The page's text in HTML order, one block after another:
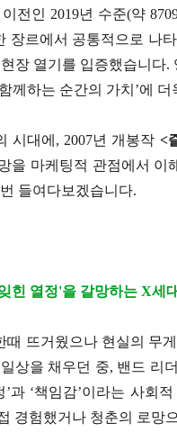
전인 2019년 수준(약
장르에서 공통적으로 나
장 열기를 입증했습니다
께하는 순간의 가치’에
시대에, 2007년 개봉작 <
을 마케팅적 관점에서 이
들여다보겠습니다.
힌 열정'을 갈망하는 X세
때 뜨거웠으나 현실의 무
상을 채우던 중, 밴드 리
’과 ‘책임감’이라는 사회
경험했거나 청춘의 로망